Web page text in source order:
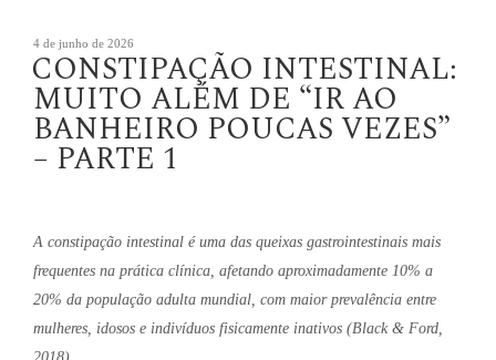
Publicado
em
4 de junho de 2026
CONSTIPAÇÃO INTESTINAL:
MUITO ALÉM DE “IR AO
BANHEIRO POUCAS VEZES”
– PARTE 1
A constipação intestinal é uma das queixas gastrointestinais mais
frequentes na prática clínica, afetando aproximadamente 10% a
20% da população adulta mundial, com maior prevalência entre
mulheres, idosos e indivíduos fisicamente inativos (Black & Ford,